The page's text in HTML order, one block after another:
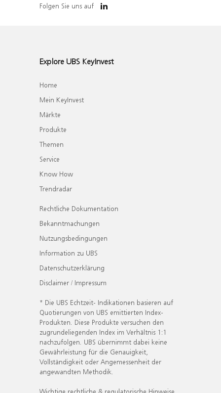
Folgen Sie uns auf
Explore UBS KeyInvest
Home
Mein KeyInvest
Märkte
Produkte
Themen
Service
Know How
Trendradar
Rechtliche Dokumentation
Bekanntmachungen
Nutzungsbedingungen
Information zu UBS
Datenschutzerklärung
Disclaimer / Impressum
* Die UBS Echtzeit- Indikationen basieren auf
Quotierungen von UBS emittierten Index-
Produkten. Diese Produkte versuchen den
zugrundeliegenden Index im Verhältnis 1:1
nachzufolgen. UBS übernimmt dabei keine
Gewährleistung für die Genauigkeit,
Vollständigkeit oder Angemessenheit der
angewandten Methodik.